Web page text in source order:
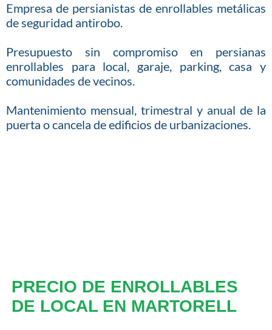
Empresa de persianistas de enrollables metálicas
de seguridad antirobo.
Presupuesto sin compromiso en persianas
enrollables para local, garaje, parking, casa y
comunidades de vecinos.
Mantenimiento mensual, trimestral y anual de la
puerta o cancela de edificios de urbanizaciones.
PRECIO DE ENROLLABLES
DE LOCAL EN MARTORELL